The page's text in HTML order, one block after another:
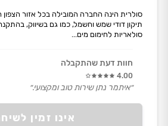
אינו זמין
סולרית הינה החברה המובילה בכל אזור
תיקון דודי שמש וחשמל, כמו גם בשיווק,
סולאריות לחימום מים...
חוות דעת שהתקבלה
4.00
״איתמר נתן שירות טוב ומקצועי.״